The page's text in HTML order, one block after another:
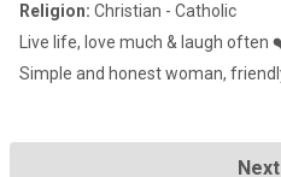
Religion: Christian - Catholic
Live life, love much & laugh often
Simple and honest woman,
Next